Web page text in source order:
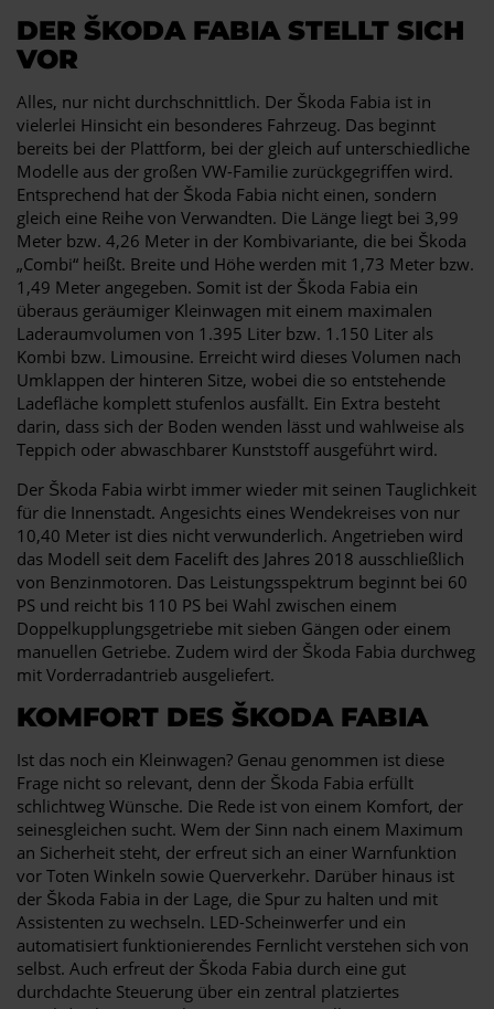
DER ŠKODA FABIA STELLT SICH
VOR
Alles, nur nicht durchschnittlich. Der Škoda Fabia ist in
vielerlei Hinsicht ein besonderes Fahrzeug. Das beginnt
bereits bei der Plattform, bei der gleich auf unterschiedliche
Modelle aus der großen VW-Familie zurückgegriffen wird.
Entsprechend hat der Škoda Fabia nicht einen, sondern
gleich eine Reihe von Verwandten. Die Länge liegt bei 3,99
Meter bzw. 4,26 Meter in der Kombivariante, die bei Škoda
„Combi“ heißt. Breite und Höhe werden mit 1,73 Meter bzw.
1,49 Meter angegeben. Somit ist der Škoda Fabia ein
überaus geräumiger Kleinwagen mit einem maximalen
Laderaumvolumen von 1.395 Liter bzw. 1.150 Liter als
Kombi bzw. Limousine. Erreicht wird dieses Volumen nach
Umklappen der hinteren Sitze, wobei die so entstehende
Ladefläche komplett stufenlos ausfällt. Ein Extra besteht
darin, dass sich der Boden wenden lässt und wahlweise als
Teppich oder abwaschbarer Kunststoff ausgeführt wird.
Der Škoda Fabia wirbt immer wieder mit seinen Tauglichkeit
für die Innenstadt. Angesichts eines Wendekreises von nur
10,40 Meter ist dies nicht verwunderlich. Angetrieben wird
das Modell seit dem Facelift des Jahres 2018 ausschließlich
von Benzinmotoren. Das Leistungsspektrum beginnt bei 60
PS und reicht bis 110 PS bei Wahl zwischen einem
Doppelkupplungsgetriebe mit sieben Gängen oder einem
manuellen Getriebe. Zudem wird der Škoda Fabia durchweg
mit Vorderradantrieb ausgeliefert.
KOMFORT DES ŠKODA FABIA
Ist das noch ein Kleinwagen? Genau genommen ist diese
Frage nicht so relevant, denn der Škoda Fabia erfüllt
schlichtweg Wünsche. Die Rede ist von einem Komfort, der
seinesgleichen sucht. Wem der Sinn nach einem Maximum
an Sicherheit steht, der erfreut sich an einer Warnfunktion
vor Toten Winkeln sowie Querverkehr. Darüber hinaus ist
der Škoda Fabia in der Lage, die Spur zu halten und mit
Assistenten zu wechseln. LED-Scheinwerfer und ein
automatisiert funktionierendes Fernlicht verstehen sich von
selbst. Auch erfreut der Škoda Fabia durch eine gut
durchdachte Steuerung über ein zentral platziertes